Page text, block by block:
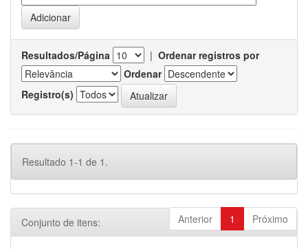
Resultados/Página | Ordenar registros por
Ordenar
Registro(s)
Resultado 1-1 de 1.
Anterior 1 Próximo
Conjunto de itens: